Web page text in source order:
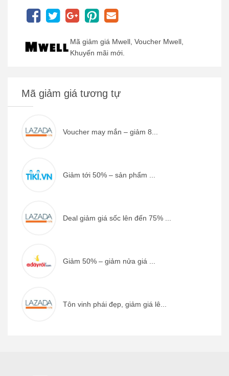
Mã giảm giá Mwell, Voucher Mwell,
Khuyến mãi mới.
Mã giảm giá tương tự
Voucher may mắn – giảm 8...
Giảm tới 50% – sản phẩm ...
Deal giảm giá sốc lên đến 75% ...
Giảm 50% – giảm nửa giá ...
Tôn vinh phái đẹp, giảm giá lê...